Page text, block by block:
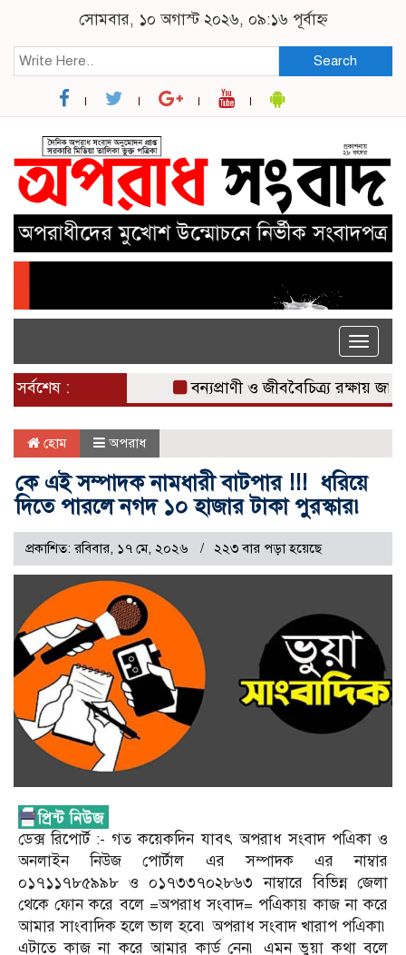
সোমবার, ১০ অগাস্ট ২০২৬, ০৯:১৬ পূর্বাহ্ন
Search
Toggle
সর্বশেষ : বন্যপ্রাণী ও জীববৈচিত্র্য রক্ষায়
হোম অপরাধ
কে এই সম্পাদক নামধারী বাটপার !!! ধরিয়ে
দিতে পারলে নগদ ১০ হাজার টাকা পুরস্কার৷
প্রকাশিত: রবিবার, ১৭ মে, ২০২৬ ২২৩ বার পড়া হয়েছে
ডেক্স রিপোর্ট :- গত কয়েকদিন যাবৎ অপরাধ সংবাদ পএিকা ও
অনলাইন নিউজ পোর্টাল এর সম্পাদক এর নাম্বার
০১৭১১৭৮৫৯৯৮ ও ০১৭৩৩৭০২৮৬৩ নাম্বারে বিভিন্ন জেলা
থেকে ফোন করে বলে =অপরাধ সংবাদ= পএিকায় কাজ না করে
আমার সাংবাদিক হলে ভাল হবে৷ অপরাধ সংবাদ খারাপ পএিকা৷
এটাতে কাজ না করে আমার কার্ড নেন৷ এমন ভুয়া কথা বলে